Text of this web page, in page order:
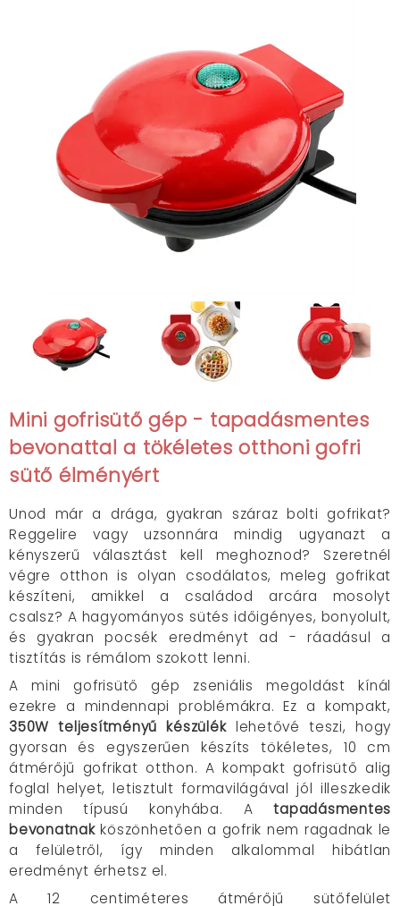
Mini gofrisütő gép - tapadásmentes
bevonattal a tökéletes otthoni gofri
sütő élményért
Unod már a drága, gyakran száraz bolti gofrikat?
Reggelire vagy uzsonnára mindig ugyanazt a
kényszerű választást kell meghoznod? Szeretnél
végre otthon is olyan csodálatos, meleg gofrikat
készíteni, amikkel a családod arcára mosolyt
csalsz? A hagyományos sütés időigényes, bonyolult,
és gyakran pocsék eredményt ad - ráadásul a
tisztítás is rémálom szokott lenni.
A mini gofrisütő gép zseniális megoldást kínál
ezekre a mindennapi problémákra. Ez a kompakt,
350W teljesítményű készüléklehetővé teszi, hogy
gyorsan és egyszerűen készíts tökéletes, 10 cm
átmérőjű gofrikat otthon. A kompakt gofrisütő alig
foglal helyet, letisztult formavilágával jól illeszkedik
minden típusú konyhába. Atapadásmentes
bevonatnakköszönhetően a gofrik nem ragadnak le
a felületről, így minden alkalommal hibátlan
eredményt érhetsz el.
A 12 centiméteres átmérőjű sütőfelület